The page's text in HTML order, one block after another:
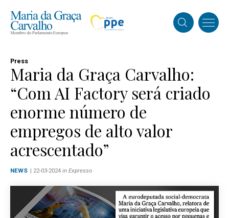
Press
Maria da Graça Carvalho:
“Com AI Factory será criado
enorme número de
empregos de alto valor
acrescentado”
NEWS | 22-03-2024 in Expresso